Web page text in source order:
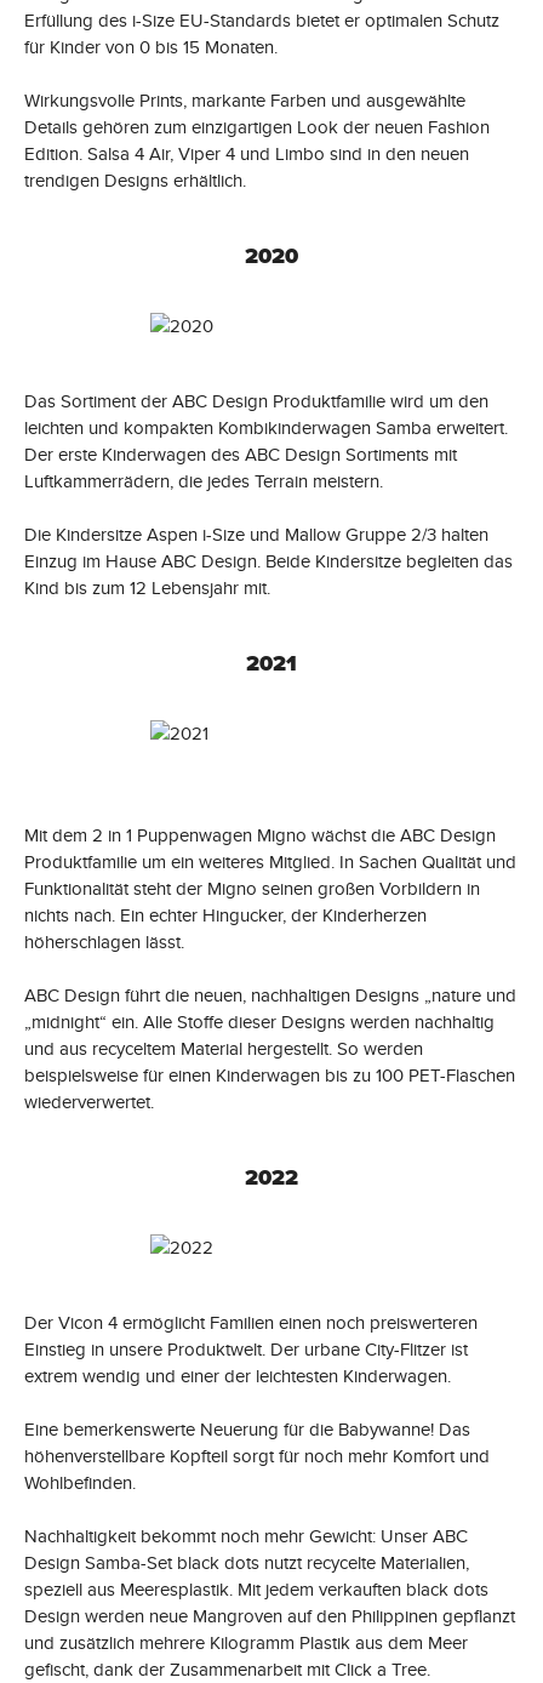
Erfüllung des i-Size EU-Standards bietet er optimalen Schutz
für Kinder von 0 bis 15 Monaten.
Wirkungsvolle Prints, markante Farben und ausgewählte
Details gehören zum einzigartigen Look der neuen Fashion
Edition. Salsa 4 Air, Viper 4 und Limbo sind in den neuen
trendigen Designs erhältlich.
2020
Das Sortiment der ABC Design Produktfamilie wird um den
leichten und kompakten Kombikinderwagen Samba erweitert.
Der erste Kinderwagen des ABC Design Sortiments mit
Luftkammerrädern, die jedes Terrain meistern.
Die Kindersitze Aspen i-Size und Mallow Gruppe 2/3 halten
Einzug im Hause ABC Design. Beide Kindersitze begleiten das
Kind bis zum 12 Lebensjahr mit.
2021
Mit dem 2 in 1 Puppenwagen Migno wächst die ABC Design
Produktfamilie um ein weiteres Mitglied. In Sachen Qualität und
Funktionalität steht der Migno seinen großen Vorbildern in
nichts nach. Ein echter Hingucker, der Kinderherzen
höherschlagen lässt.
ABC Design führt die neuen, nachhaltigen Designs „nature und
„midnight“ ein. Alle Stoffe dieser Designs werden nachhaltig
und aus recyceltem Material hergestellt. So werden
beispielsweise für einen Kinderwagen bis zu 100 PET-Flaschen
wiederverwertet.
2022
Der Vicon 4 ermöglicht Familien einen noch preiswerteren
Einstieg in unsere Produktwelt. Der urbane City-Flitzer ist
extrem wendig und einer der leichtesten Kinderwagen.
Eine bemerkenswerte Neuerung für die Babywanne! Das
höhenverstellbare Kopfteil sorgt für noch mehr Komfort und
Wohlbefinden.
Nachhaltigkeit bekommt noch mehr Gewicht: Unser ABC
Design Samba-Set black dots nutzt recycelte Materialien,
speziell aus Meeresplastik. Mit jedem verkauften black dots
Design werden neue Mangroven auf den Philippinen gepflanzt
und zusätzlich mehrere Kilogramm Plastik aus dem Meer
gefischt, dank der Zusammenarbeit mit Click a Tree.